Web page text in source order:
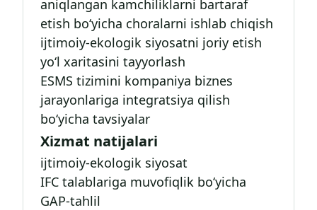
aniqlangan kamchiliklarni bartaraf
etish bo‘yicha choralarni ishlab chiqish
ijtimoiy-ekologik siyosatni joriy etish
yo‘l xaritasini tayyorlash
ESMS tizimini kompaniya biznes
jarayonlariga integratsiya qilish
bo‘yicha tavsiyalar
Xizmat natijalari
ijtimoiy-ekologik siyosat
IFC talablariga muvofiqlik bo‘yicha
GAP-tahlil